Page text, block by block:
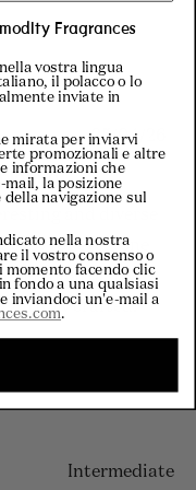
25/04/26
and diverse
for everyone
personal taste.
crafted.
Milk and Gold
their distinctive
enjoyed Moss,
that feels
Intermediate
Fragrances
vostra lingua
il polacco o lo
inviate in
mirata per inviarvi
promozionali e altre
informazioni che
mail, la posizione
navigazione sul
nella nostra
il vostro consenso o
momento facendo clic
fondo a una qualsiasi
inviandoci un'e-mail a
.